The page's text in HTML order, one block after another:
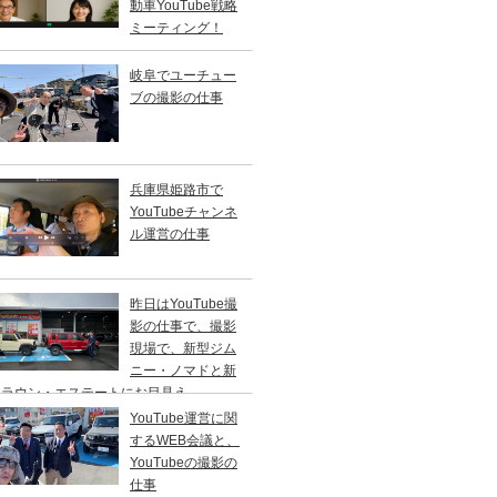
動車YouTube戦略
ミーティング！
岐阜でユーチュー
ブの撮影の仕事
兵庫県姫路市で
YouTubeチャンネ
ル運営の仕事
昨日はYouTube撮
影の仕事で、撮影
現場で、新型ジム
ニー・ノマドと新
ウン・エステートにお目見え。
YouTube運営に関
するWEB会議と、
YouTubeの撮影の
仕事